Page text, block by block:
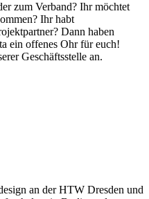
zum Verband? Ihr möchtet
Ihr habt
Dann haben
ein offenes Ohr für euch!
Geschäftsstelle an.
an der HTW Dresden und